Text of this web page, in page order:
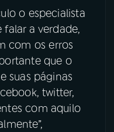
o especialista
a verdade,
com os erros
que o
suas páginas
twitter,
com aquilo